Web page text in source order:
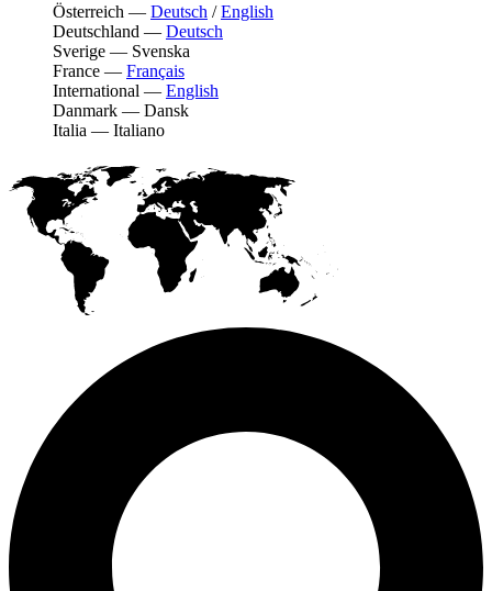
Österreich — Deutsch /English
Deutschland — Deutsch
Sverige — Svenska
France — Français
International — English
Danmark — Dansk
Italia — Italiano